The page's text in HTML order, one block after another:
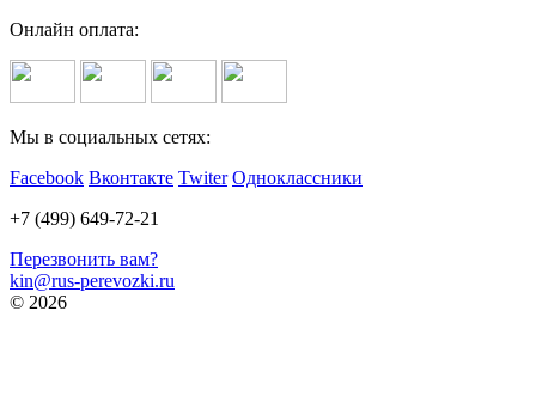
Онлайн оплата:
Мы в социальных сетях:
Facebook Вконтакте Twiter Одноклассники
+7 (499) 649-72-21
Перезвонить вам?
kin@rus-perevozki.ru
© 2026